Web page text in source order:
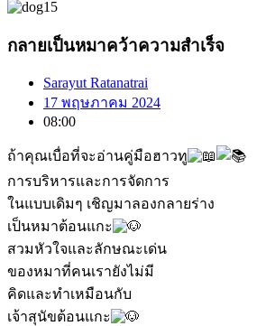
กลายเป็นหมาคว้าความสำเร็จ
Sarayut Ratanatrai
17 พฤษภาคม 2024
08:00
ถ้าคุณเบื่อที่จะอ่านคู่มือฮาวทู
การบริหารและการจัดการ
ในแบบเดิมๆ เชิญมาลองกลายร่าง
เป็นหมาต้อนแกะ
สวมหัวใจและลักษณะเด่น
ของหมาที่คนเรายังไม่มี
คิดและทำเหมือนกับ
เจ้าสุนัขต้อนแกะ